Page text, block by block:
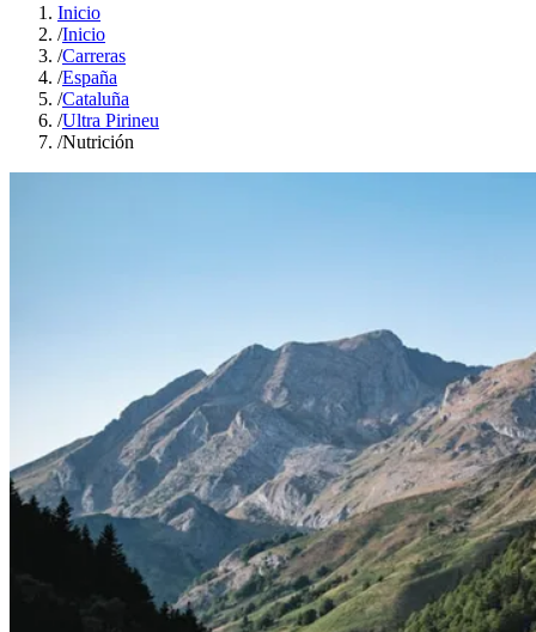
Inicio
/Inicio
/Carreras
/España
/Cataluña
/Ultra Pirineu
/Nutrición